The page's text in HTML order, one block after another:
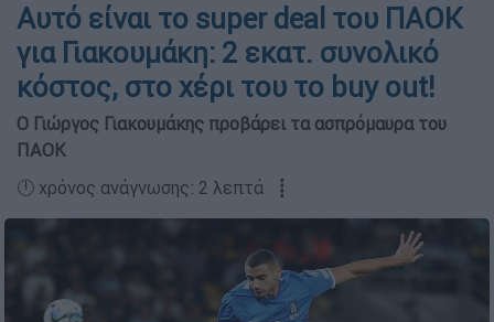
Αυτό είναι το super deal του ΠΑΟΚ
για Γιακουμάκη: 2 εκατ. συνολικό
κόστος, στο χέρι του το buy out!
Ο Γιώργος Γιακουμάκης προβάρει τα ασπρόμαυρα του
ΠΑΟΚ
🕛 χρόνος ανάγνωσης: 2 λεπτά ┋